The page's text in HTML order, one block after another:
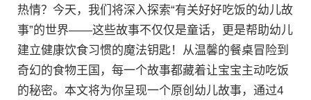
热情？今天，我们将深入探索“有关好好吃饭的幼儿故
事”的世界——这些故事不仅仅是童话，更是帮助幼儿
建立健康饮食习惯的魔法钥匙！从温馨的餐桌冒险到
奇幻的食物王国，每一个故事都藏着让宝宝主动吃饭
的秘密。本文将为你呈现一个原创幼儿故事，通过4